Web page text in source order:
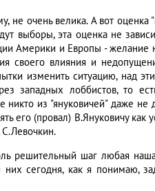
очень велика. А вот оценка
выборы, эта оценка не
Америки и Европы - желание
влияния и
изменить ситуацию, над
западных лоббистов, то
из "януковичей" даже не
его (провал) В.Януковичу
решительный шаг любая
сегодня, как я понимаю,